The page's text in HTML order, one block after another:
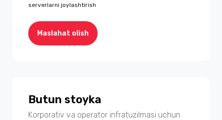
serverlarni joylashtirish
Maslahat olish
Butun stoyka
Korporativ va operator infratuzilmasi uchun